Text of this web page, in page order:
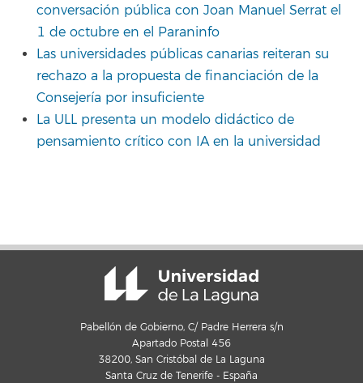
conversación pública con Joan Manuel Serrat el
1 de octubre en el Paraninfo
Las universidades públicas canarias reiteran su
rechazo a la propuesta de financiación de la
Consejería por insuficiente
La ULL presenta un modelo didáctico de
pensamiento crítico con IA en la universidad
Pabellón de Gobierno, C/ Padre Herrera s/n
Apartado Postal 456
38200, San Cristóbal de La Laguna
Santa Cruz de Tenerife - España